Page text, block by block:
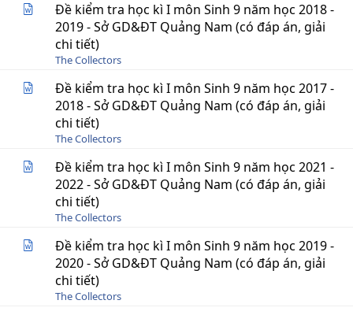
Đề kiểm tra học kì I môn Sinh 9 năm học 2018 -
2019 - Sở GD&ĐT Quảng Nam (có đáp án, giải
chi tiết)
The Collectors
Đề kiểm tra học kì I môn Sinh 9 năm học 2017 -
2018 - Sở GD&ĐT Quảng Nam (có đáp án, giải
chi tiết)
The Collectors
Đề kiểm tra học kì I môn Sinh 9 năm học 2021 -
2022 - Sở GD&ĐT Quảng Nam (có đáp án, giải
chi tiết)
The Collectors
Đề kiểm tra học kì I môn Sinh 9 năm học 2019 -
2020 - Sở GD&ĐT Quảng Nam (có đáp án, giải
chi tiết)
The Collectors